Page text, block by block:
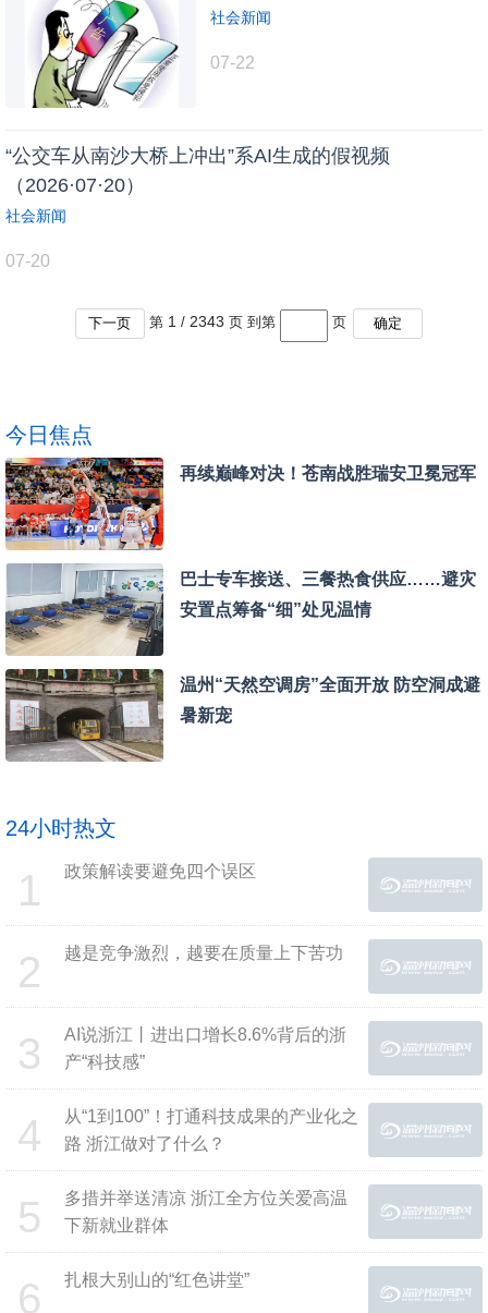
社会新闻
07-22
“公交车从南沙大桥上冲出”系AI生成的假视频
（2026·07·20）
社会新闻
07-20
下一页 第 1 / 2343 页 到第 页 确定
今日焦点
再续巅峰对决！苍南战胜瑞安卫冕冠军
巴士专车接送、三餐热食供应……避灾
安置点筹备“细”处见温情
温州“天然空调房”全面开放 防空洞成避
暑新宠
24小时热文
1 政策解读要避免四个误区
2 越是竞争激烈，越要在质量上下苦功
3
AI说浙江丨进出口增长8.6%背后的浙
产“科技感”
4
从“1到100”！打通科技成果的产业化之
路 浙江做对了什么？
5
多措并举送清凉 浙江全方位关爱高温
下新就业群体
6 扎根大别山的“红色讲堂”